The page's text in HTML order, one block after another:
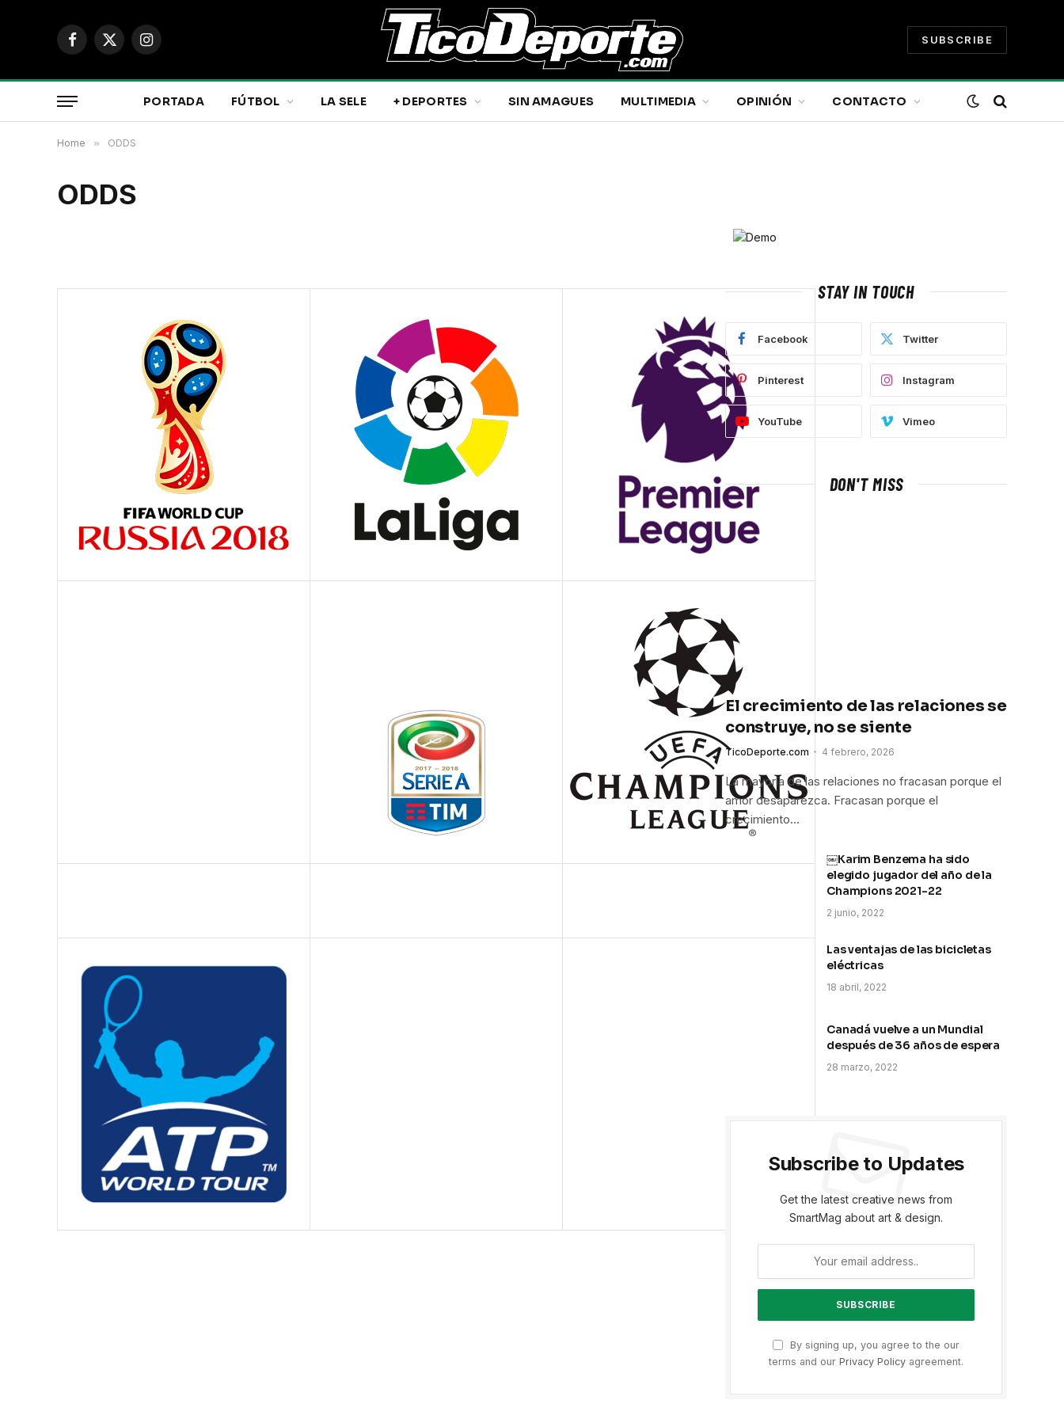
Facebook
X
Instagram
SUBSCRIBE
PORTADA FÚTBOL LA SELE + DEPORTES SIN AMAGUES MULTIMEDIA OPINIÓN CONTACTO
Home » ODDS
ODDS
STAY IN TOUCH
Facebook Twitter
Pinterest Instagram
YouTube Vimeo
DON'T MISS
El crecimiento de las relaciones se
construye, no se siente
TicoDeporte.com 4 febrero, 2026
La mayoría de las relaciones no fracasan porque el
amor desaparezca. Fracasan porque el
crecimiento…
￼Karim Benzema ha sido
elegido jugador del año de la
Champions 2021-22
2 junio, 2022
Las ventajas de las bicicletas
eléctricas
18 abril, 2022
Canadá vuelve a un Mundial
después de 36 años de espera
28 marzo, 2022
Subscribe to Updates
Get the latest creative news from
SmartMag about art & design.
By signing up, you agree to the our
terms and our Privacy Policy agreement.